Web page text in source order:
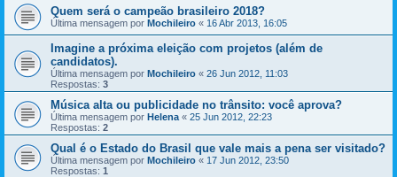
Quem será o campeão brasileiro 2018?
Última mensagem por Mochileiro « 16 Abr 2013, 16:05
Imagine a próxima eleição com projetos (além de
candidatos).
Última mensagem por Mochileiro « 26 Jun 2012, 11:03
Respostas: 3
Música alta ou publicidade no trânsito: você aprova?
Última mensagem por Helena « 25 Jun 2012, 22:23
Respostas: 2
Qual é o Estado do Brasil que vale mais a pena ser visitado?
Última mensagem por Mochileiro « 17 Jun 2012, 23:50
Respostas: 1